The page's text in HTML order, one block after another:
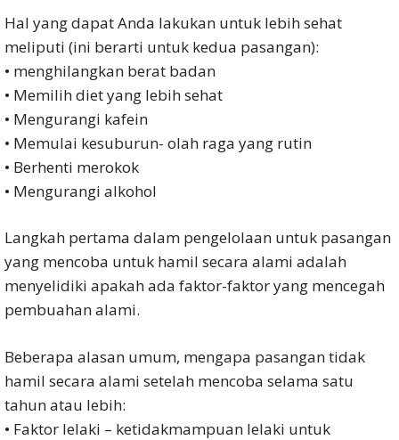
Hal yang dapat Anda lakukan untuk lebih sehat
meliputi (ini berarti untuk kedua pasangan):
• menghilangkan berat badan
• Memilih diet yang lebih sehat
• Mengurangi kafein
• Memulai kesuburun- olah raga yang rutin
• Berhenti merokok
• Mengurangi alkohol
Langkah pertama dalam pengelolaan untuk pasangan
yang mencoba untuk hamil secara alami adalah
menyelidiki apakah ada faktor-faktor yang mencegah
pembuahan alami.
Beberapa alasan umum, mengapa pasangan tidak
hamil secara alami setelah mencoba selama satu
tahun atau lebih:
• Faktor lelaki – ketidakmampuan lelaki untuk